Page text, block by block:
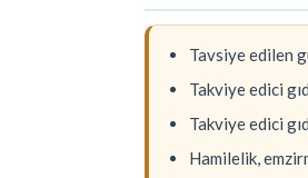
Tavsiye edilen
Takviye edici
Takviye edici
Hamilelik,